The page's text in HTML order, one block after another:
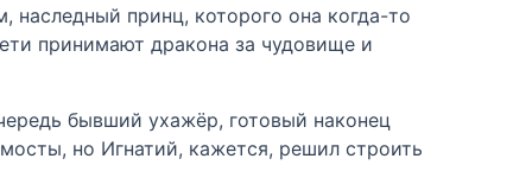
принц, которого она когда-то
принимают дракона за чудовище и
бывший ухажёр, готовый наконец
но Игнатий, кажется, решил строить